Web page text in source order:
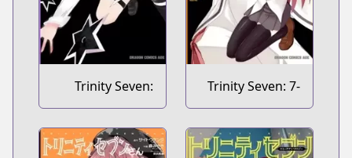
Trinity Seven: 7-
nin no
Mashotsukai
The Novel
Trinity Seven:
Levi Ninden